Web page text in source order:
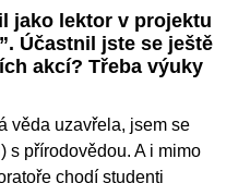
jako lektor v projektu
Účastnil jste se ještě
akcí? Třeba výuky
věda uzavřela, jsem se
s přírodovědou. A i mimo
chodí studenti